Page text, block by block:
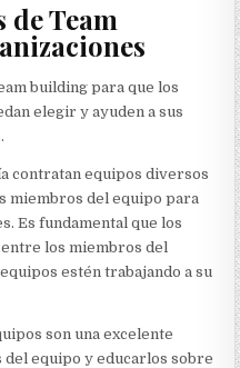
de Team
building para que los
elegir y ayuden a sus
contratan equipos diversos
miembros del equipo para
Es fundamental que los
los miembros del
estén trabajando a su
son una excelente
equipo y educarlos sobre